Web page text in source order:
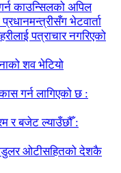
काउन्सिलको अपिल
भेटवार्ता
पत्राचार नगरिएको
शव भेटियो
गर्न लागिएको छ :
र बजेट ल्याउँछौँ :
ओटीसहितको देशकै